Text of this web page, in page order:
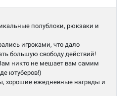
полублоки, рюкзаки и
игроками, что дало
большую свободу действий!
никто не мешает вам самим
ютуберов!)
хорошие ежедневные награды и